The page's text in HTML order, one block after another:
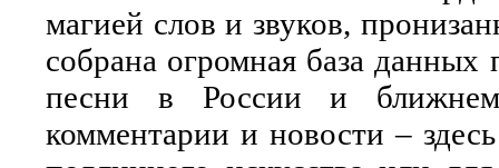
магией слов и звуков,
собрана огромная база
песни в России и ближнем
комментарии и новости –